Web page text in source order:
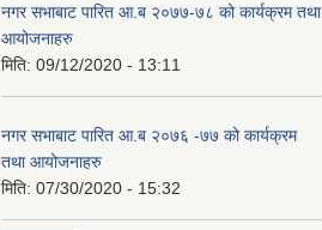
नगर सभाबाट पारित आ.ब २०७७-७८ को कार्यक्रम तथा
आयोजनाहरु
मिति: 09/12/2020 - 13:11
नगर सभाबाट पारित आ.ब २०७६ -७७ को कार्यक्रम
तथा आयोजनाहरु
मिति: 07/30/2020 - 15:32